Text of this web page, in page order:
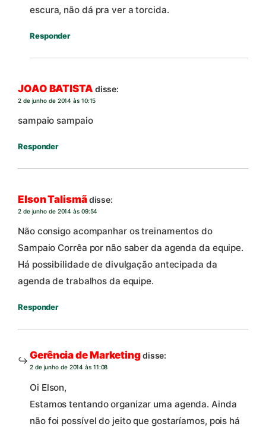
escura, não dá pra ver a torcida.
Responder
JOAO BATISTA disse:
2 de junho de 2014 às 10:15
sampaio sampaio
Responder
Elson Talismãdisse:
2 de junho de 2014 às 09:54
Não consigo acompanhar os treinamentos do
Sampaio Corrêa por não saber da agenda da equipe.
Há possibilidade de divulgação antecipada da
agenda de trabalhos da equipe.
Responder
Gerência de Marketingdisse:
2 de junho de 2014 às 11:08
Oi Elson,
Estamos tentando organizar uma agenda. Ainda
não foi possível do jeito que gostaríamos, pois há